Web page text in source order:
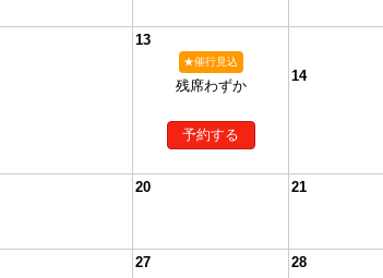
13
★催行見込
残席わずか
予約する
14
20 21
27 28